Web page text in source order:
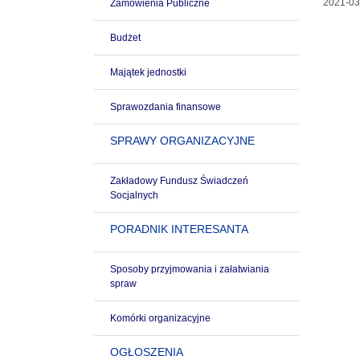
Zamówienia Publiczne
Budżet
Majątek jednostki
Sprawozdania finansowe
SPRAWY ORGANIZACYJNE
Zakładowy Fundusz Świadczeń
Socjalnych
PORADNIK INTERESANTA
Sposoby przyjmowania i załatwiania
spraw
Komórki organizacyjne
OGŁOSZENIA
2021-